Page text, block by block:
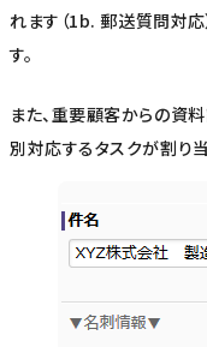
れます（1b. 郵送質問対
す。
また、重要顧客からの資
別対応するタスクが割り